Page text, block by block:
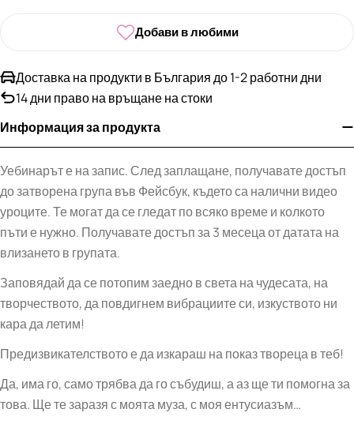
Добави в любими
Доставка на продукти в България до 1-2 работни дни
14 дни право на връщане на стоки
Информация за продукта
Уебинарът е на запис. След заплащане, получавате достъп
до затворена група във Фейсбук, където са налични видео
уроците. Те могат да се гледат по всяко време и колкото
пъти е нужно. Получавате достъп за 3 месеца от датата на
влизането в групата.
Заповядай да се потопим заедно в света на чудесата, на
творчеството, да повдигнем вибрациите си, изкуството ни
кара да летим!
Предизвикателството е да изкараш на показ твореца в теб!
Да, има го, само трябва да го събудиш, а аз ще ти помогна за
това. Ще те заразя с моята муза, с моя ентусиазъм…